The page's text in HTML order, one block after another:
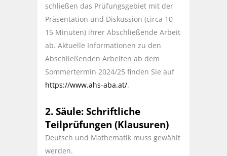
schließen das Prüfungsgebiet mit der
Präsentation und Diskussion (circa 10-
15 Minuten) ihrer Abschließende Arbeit
ab. Aktuelle Informationen zu den
Abschließenden Arbeiten ab dem
Sommertermin 2024/25 finden Sie auf
https://www.ahs-aba.at/.
2. Säule: Schriftliche
Teilprüfungen (Klausuren)
Deutsch und Mathematik muss gewählt
werden.